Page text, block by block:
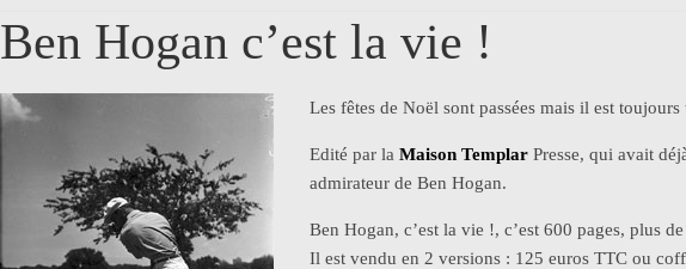
Ben Hogan c’est la vie !
Les fêtes de Noël sont passées mais il est
Edité par la Maison Templar Presse, qui avait
admirateur de Ben Hogan.
Ben Hogan, c’est la vie !, c’est 600 pages, plus
Il est vendu en 2 versions : 125 euros TTC ou